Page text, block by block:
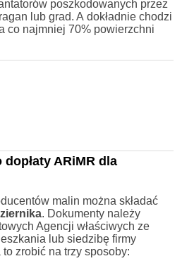
poszkodowanych przez
lub grad. A dokładnie chodzi
co najmniej 70% powierzchni
ARiMR dla
malin można składać
. Dokumenty należy
Agencji właściwych ze
lub siedzibę firmy
zrobić na trzy sposoby: